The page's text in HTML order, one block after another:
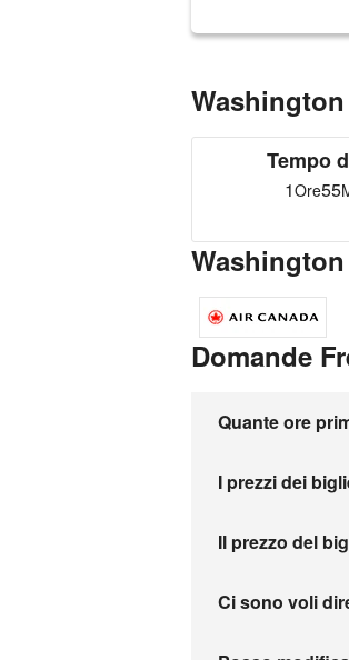
Tempo
1Ore55
Domande
Quante ore
I prezzi dei
Il prezzo del
Ci sono voli